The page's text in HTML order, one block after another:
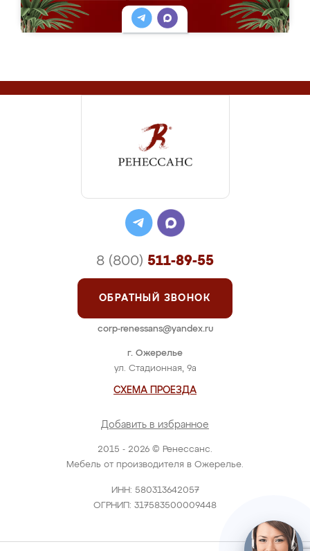
2015 - 2026 © Ренессанс.
Мебель от производителя в Ожерелье.
ИНН: 580313642057
ОГРНИП: 317583500009448
г. Ожерелье
ул. Стадионная, 9а
СХЕМА ПРОЕЗДА
Добавить в избранное
8 (800) 511-89-55
ОБРАТНЫЙ ЗВОНОК
corp-renessans@yandex.ru